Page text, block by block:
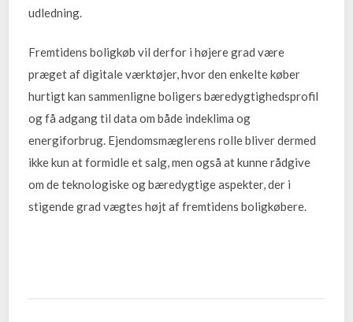
udledning.
Fremtidens boligkøb vil derfor i højere grad være
præget af digitale værktøjer, hvor den enkelte køber
hurtigt kan sammenligne boligers bæredygtighedsprofil
og få adgang til data om både indeklima og
energiforbrug. Ejendomsmæglerens rolle bliver dermed
ikke kun at formidle et salg, men også at kunne rådgive
om de teknologiske og bæredygtige aspekter, der i
stigende grad vægtes højt af fremtidens boligkøbere.